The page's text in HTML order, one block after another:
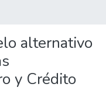
alternativo
y Crédito